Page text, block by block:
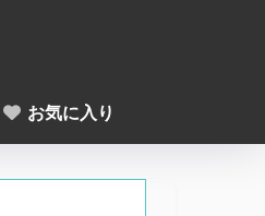
お気に入り